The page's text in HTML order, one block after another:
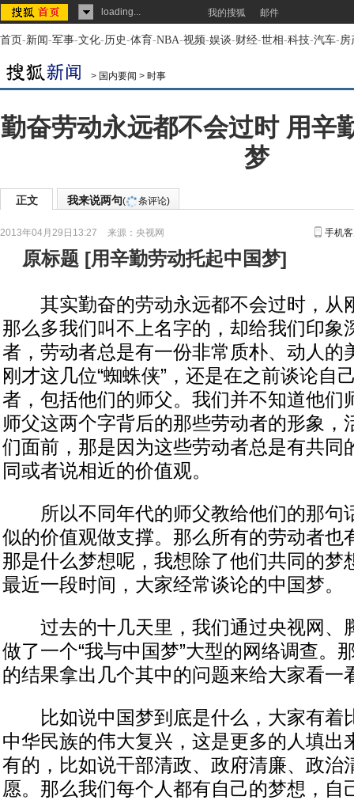
loading... 我的搜狐 邮件
首页-新闻-军事-文化-历史-体育-NBA-视频-娱谈-财经-世相-科技-汽车-房
> 国内要闻 > 时事
勤奋劳动永远都不会过时 用辛
梦
正文 我来说两句( 条评论)
2013年04月29日13:27 来源： 央视网 手机
原标题 [用辛勤劳动托起中国梦]
其实勤奋的劳动永远都不会过时，从
那么多我们叫不上名字的，却给我们印象
者，劳动者总是有一份非常质朴、动人的
刚才这几位“蜘蛛侠”，还是在之前谈论自
者，包括他们的师父。我们并不知道他们
师父这两个字背后的那些劳动者的形象，
们面前，那是因为这些劳动者总是有共同
同或者说相近的价值观。
所以不同年代的师父教给他们的那句
似的价值观做支撑。那么所有的劳动者也
那是什么梦想呢，我想除了他们共同的梦
最近一段时间，大家经常谈论的中国梦。
过去的十几天里，我们通过央视网、
做了一个“我与中国梦”大型的网络调查。
的结果拿出几个其中的问题来给大家看一
比如说中国梦到底是什么，大家有着
中华民族的伟大复兴，这是更多的人填出
有的，比如说干部清政、政府清廉、政治
愿。那么我们每个人都有自己的梦想，自